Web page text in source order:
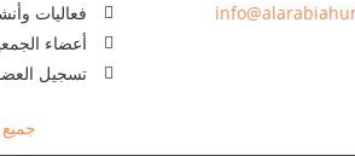
فعاليات
أعضاء
تسجيل
جميع